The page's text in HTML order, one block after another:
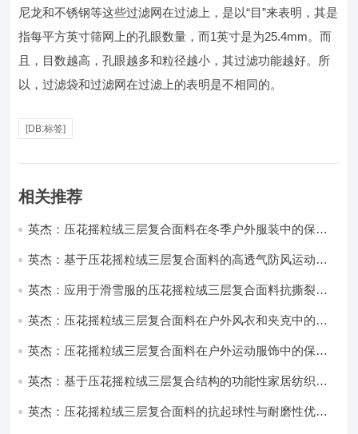
尼龙和不锈钢等这些过滤网在过滤上，是以“目”来表明，其是
指每平方英寸筛网上的孔眼数量，而1英寸是为25.4mm。而
且，目数越高，孔眼越多和粒径越小，其过滤功能越好。所
以，过滤袋和过滤网在过滤上的表明是不相同的。
[DB:标签]
相关推荐
英杰：压花摇粒绒三层复合面料在冬季户外服装中的保暖
英杰：基于压花摇粒绒三层复合面料的高透气防风运动服
英杰：应用于滑雪服的压花摇粒绒三层复合面料抗撕裂与
英杰：压花摇粒绒三层复合面料在户外风衣和夹克中的应
英杰：压花摇粒绒三层复合面料在户外运动服饰中的保暖
英杰：基于压花摇粒绒三层复合结构的功能性家居纺织品
英杰：压花摇粒绒三层复合面料的抗起球性与耐磨性优化